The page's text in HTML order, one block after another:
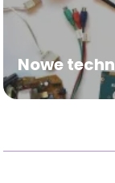
Nowe